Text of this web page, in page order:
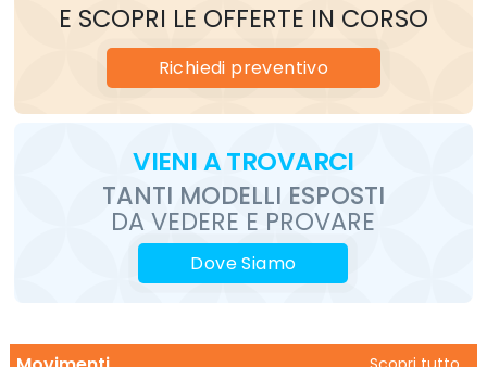
E SCOPRI LE OFFERTE IN CORSO
Richiedi preventivo
VIENIA TROVARCI
TANTI MODELLI ESPOSTI
DA VEDERE E PROVARE
Dove Siamo